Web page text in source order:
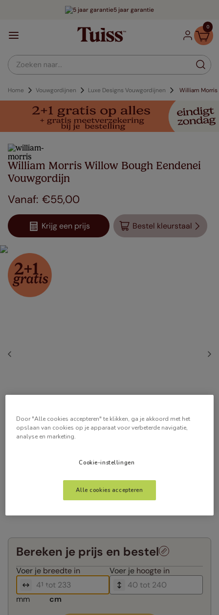
5 jaar garantie
0
Zoeken naar...
Home Vouwgordijnen Luxe Designs Vouwgordijnen William
William Morris Willow Bough Eendenei
Vouwgordijn
€55,00
Krijg een prijs Bestel kleurstaal
Bereken je prijs en bestel
Voer je breedte in Voer je hoogte in
mm cm
Door "Alle cookies accepteren" te klikken, ga je akkoord met het
opslaan van cookies op je apparaat voor verbeterde navigatie,
analyse en marketing.
Cookie-instellingen
Alle cookies accepteren